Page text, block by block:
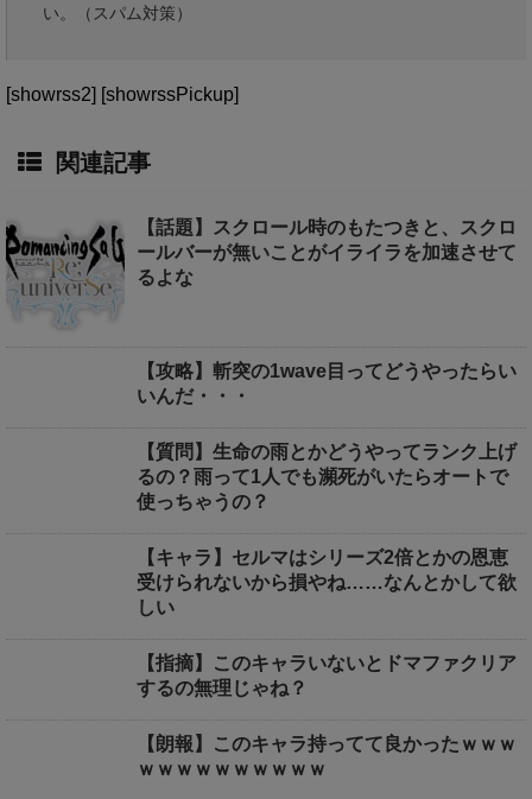
い。（スパム対策）
[showrss2] [showrssPickup]
関連記事
【話題】スクロール時のもたつきと、スクロ
ールバーが無いことがイライラを加速させて
るよな
【攻略】斬突の1wave目ってどうやったらい
いんだ・・・
【質問】生命の雨とかどうやってランク上げ
るの？雨って1人でも瀕死がいたらオートで
使っちゃうの？
【キャラ】セルマはシリーズ2倍とかの恩恵
受けられないから損やね……なんとかして欲
しい
【指摘】このキャラいないとドマファクリア
するの無理じゃね？
【朗報】このキャラ持ってて良かったｗｗｗ
ｗｗｗｗｗｗｗｗｗｗ